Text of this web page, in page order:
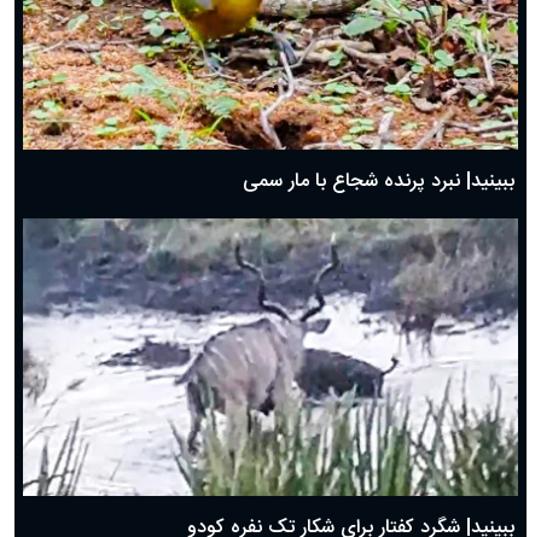
ببینید| نبرد پرنده شجاع با مار سمی
ببینید| شگرد کفتار برای شکار تک نفره کودو